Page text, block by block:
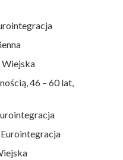
Wiejska
46 – 60 lat,